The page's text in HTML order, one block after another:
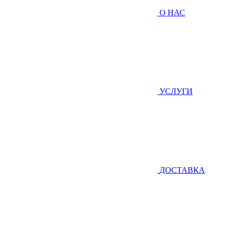
О НАС
УСЛУГИ
ДОСТАВКА